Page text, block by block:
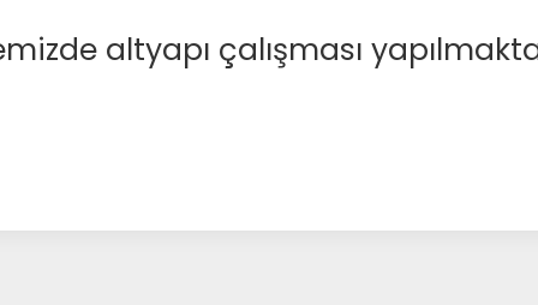
altyapı çalışması